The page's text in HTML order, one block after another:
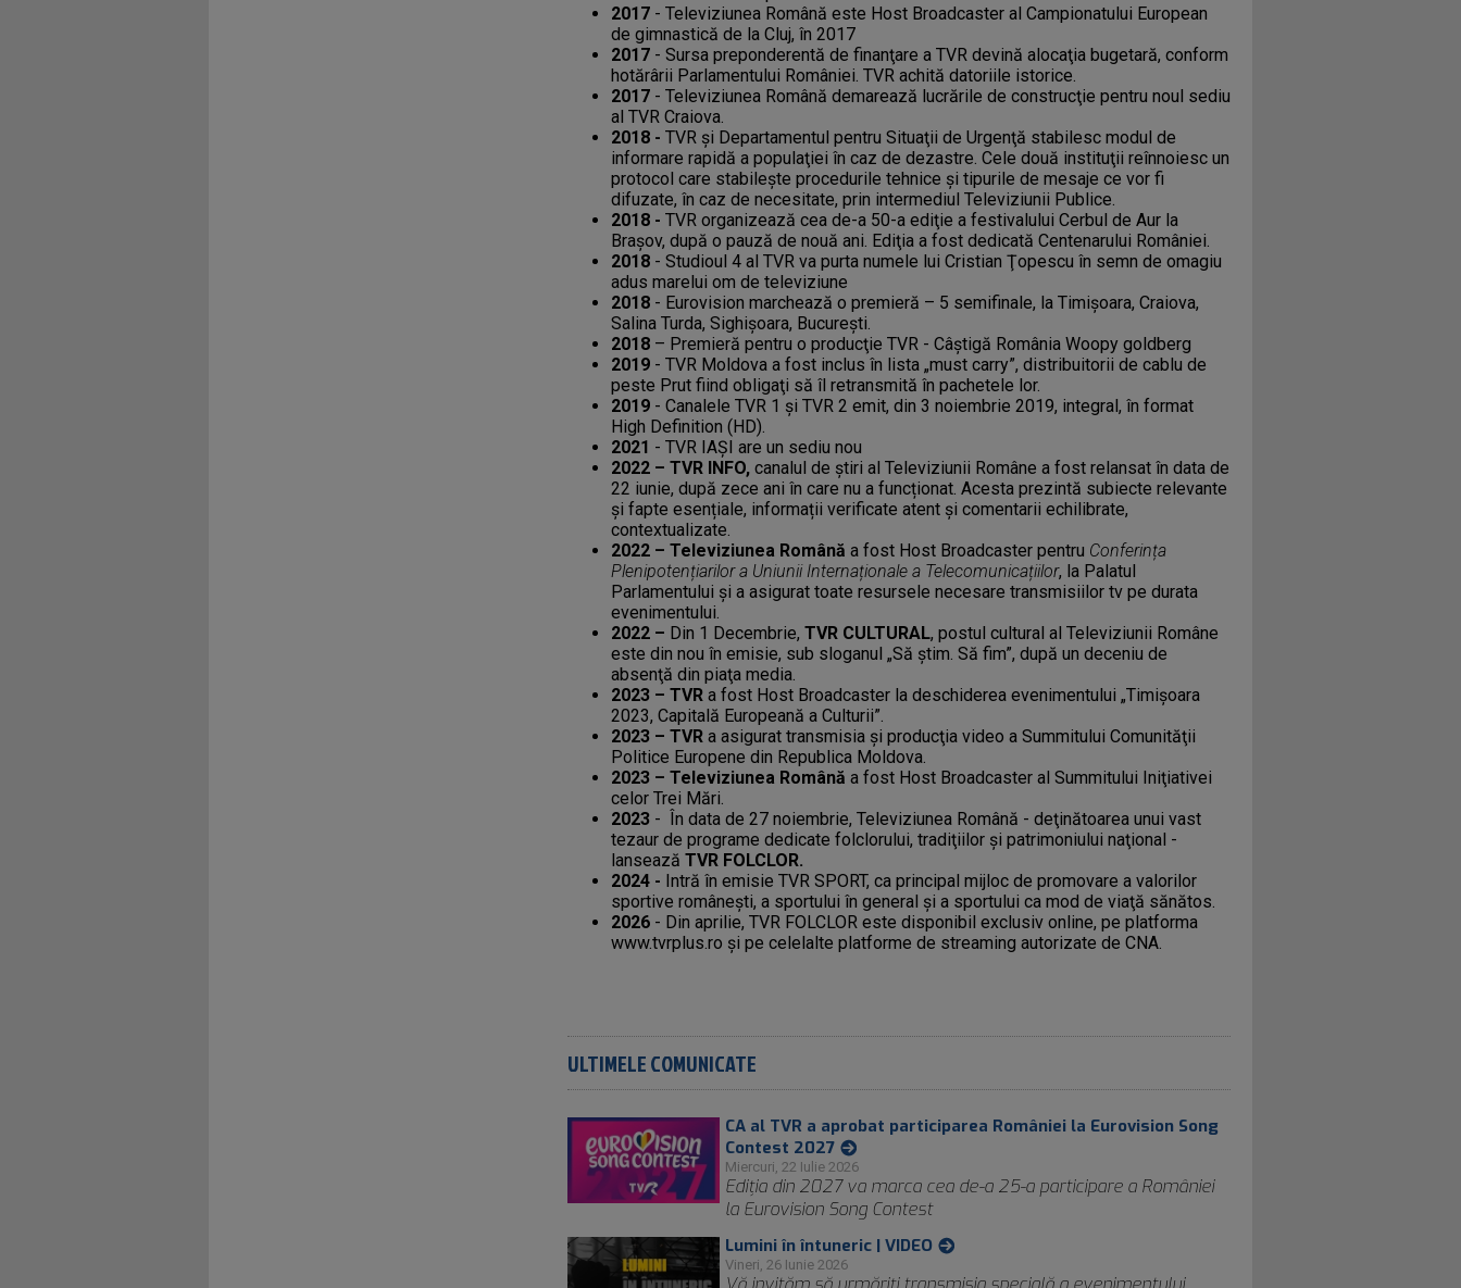
2017 - Televiziunea Română este Host Broadcaster al Campionatului European
de gimnastică de la Cluj, în 2017
2017 - Sursa preponderentă de finanţare a TVR devină alocaţia bugetară, conform
hotărârii Parlamentului României. TVR achită datoriile istorice.
2017 - Televiziunea Română demarează lucrările de construcţie pentru noul sediu
al TVR Craiova.
2018 - TVR şi Departamentul pentru Situaţii de Urgenţă stabilesc modul de
informare rapidă a populaţiei în caz de dezastre. Cele două instituţii reînnoiesc un
protocol care stabileşte procedurile tehnice şi tipurile de mesaje ce vor fi
difuzate, în caz de necesitate, prin intermediul Televiziunii Publice.
2018 - TVR organizează cea de-a 50-a ediţie a festivalului Cerbul de Aur la
Braşov, după o pauză de nouă ani. Ediţia a fost dedicată Centenarului României.
2018 - Studioul 4 al TVR va purta numele lui Cristian Ţopescu în semn de omagiu
adus marelui om de televiziune
2018 - Eurovision marchează o premieră – 5 semifinale, la Timişoara, Craiova,
Salina Turda, Sighişoara, Bucureşti.
2018 – Premieră pentru o producţie TVR - Câştigă România Woopy goldberg
2019 - TVR Moldova a fost inclus în lista „must carry”, distribuitorii de cablu de
peste Prut fiind obligaţi să îl retransmită în pachetele lor.
2019 - Canalele TVR 1 şi TVR 2 emit, din 3 noiembrie 2019, integral, în format
High Definition (HD).
2021 - TVR IAŞI are un sediu nou
2022 – TVR INFO, canalul de știri al Televiziunii Române a fost relansat în data de
22 iunie, după zece ani în care nu a funcționat. Acesta prezintă subiecte relevante
și fapte esențiale, informații verificate atent și comentarii echilibrate,
contextualizate.
2022 – Televiziunea Română a fost Host Broadcaster pentru Conferința
Plenipotențiarilor a Uniunii Internaționale a Telecomunicațiilor, la Palatul
Parlamentului și a asigurat toate resursele necesare transmisiilor tv pe durata
evenimentului.
2022 – Din 1 Decembrie, TVR CULTURAL, postul cultural al Televiziunii Române
este din nou în emisie, sub sloganul „Să ştim. Să fim”, după un deceniu de
absenţă din piaţa media.
2023 – TVR a fost Host Broadcaster la deschiderea evenimentului „Timişoara
2023, Capitală Europeană a Culturii”.
2023 – TVR a asigurat transmisia şi producţia video a Summitului Comunităţii
Politice Europene din Republica Moldova.
2023 – Televiziunea Română a fost Host Broadcaster al Summitului Iniţiativei
celor Trei Mări.
2023 - În data de 27 noiembrie, Televiziunea Română - deţinătoarea unui vast
tezaur de programe dedicate folclorului, tradiţiilor şi patrimoniului naţional -
lansează TVR FOLCLOR.
2024 - Intră în emisie TVR SPORT, ca principal mijloc de promovare a valorilor
sportive româneşti, a sportului în general şi a sportului ca mod de viaţă sănătos.
2026 - Din aprilie, TVR FOLCLOR este disponibil exclusiv online, pe platforma
www.tvrplus.ro şi pe celelalte platforme de streaming autorizate de CNA.
ULTIMELE COMUNICATE
CA al TVR a aprobat participarea României la Eurovision Song
Contest 2027
Miercuri, 22 Iulie 2026
Ediţia din 2027 va marca cea de-a 25-a participare a României
la Eurovision Song Contest
Lumini în întuneric | VIDEO
Vineri, 26 Iunie 2026